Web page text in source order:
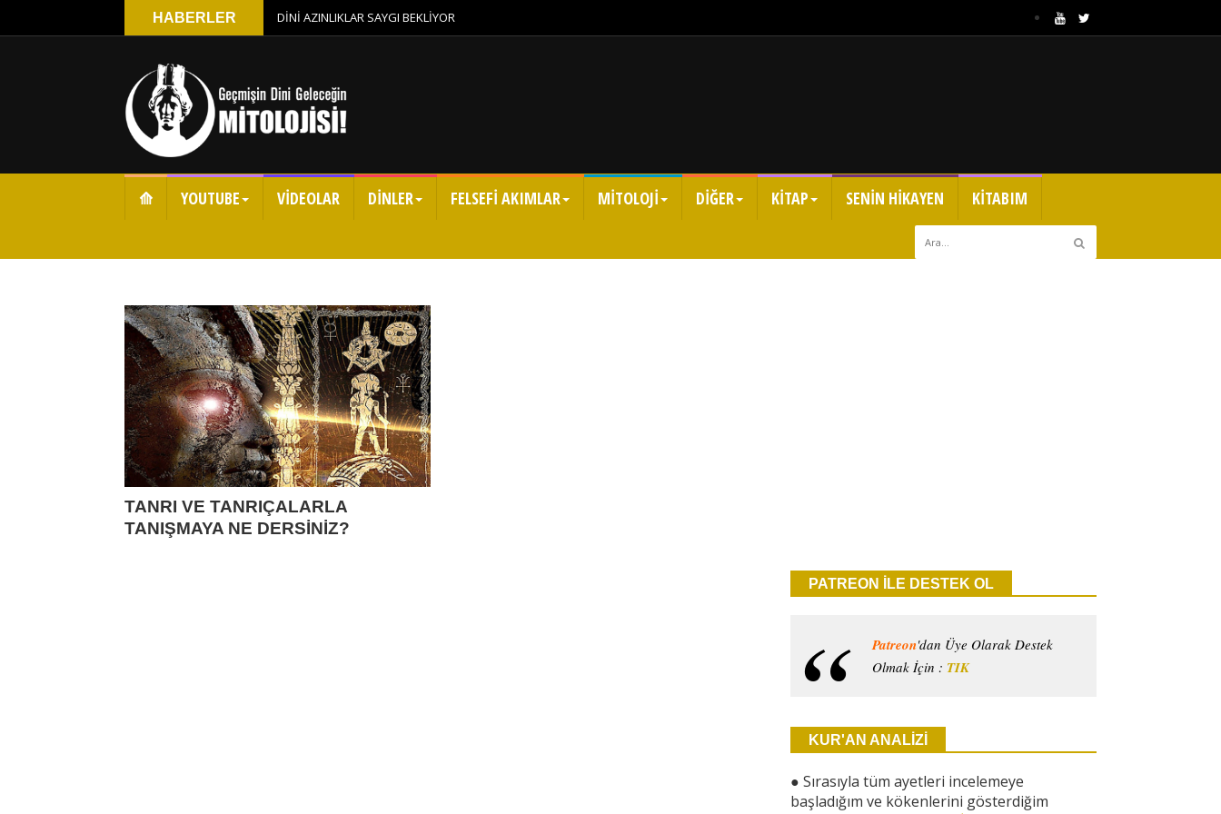
HABERLER DİNİ AZINLIKLAR SAYGI BEKLİYOR
⟰ YOUTUBE VİDEOLAR DİNLER FELSEFİ AKIMLAR MİTOLOJİ DİĞER KİTAP SENİN HİKAYEN KİTABIM
TANRI VE TANRIÇALARLA
TANIŞMAYA NE DERSİNİZ?
PATREON İLE DESTEK OL
Patreon'dan Üye Olarak Destek
Olmak İçin : TIK
KUR'AN ANALİZİ
●Sırasıyla tüm ayetleri incelemeye
başladığım ve kökenlerini gösterdiğim